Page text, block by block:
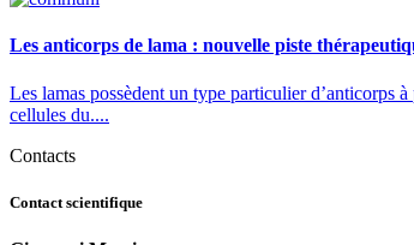
Les anticorps de lama : nouvelle piste
Les lamas possèdent un type particulier d’anticorps
cellules du....
Contacts
Contact scientifique